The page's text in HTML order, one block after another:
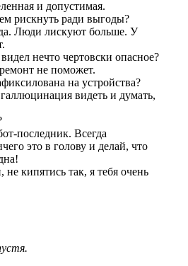
и допустимая.
рискнуть ради выгоды?
Люди лискуют больше. У
нечто чертовски опасное?
не поможет.
на устройства?
видеть и думать,
последник. Всегда
это в голову и делай, что
кипятись так, я тебя очень